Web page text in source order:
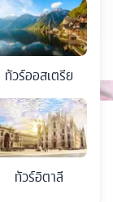
ทัวร์ออสเตรีย
ทัวร์อิตาลี